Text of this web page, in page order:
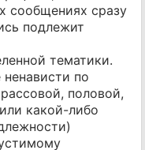
сообщениях сразу
подлежит
тематики.
по
половой,
какой-либо